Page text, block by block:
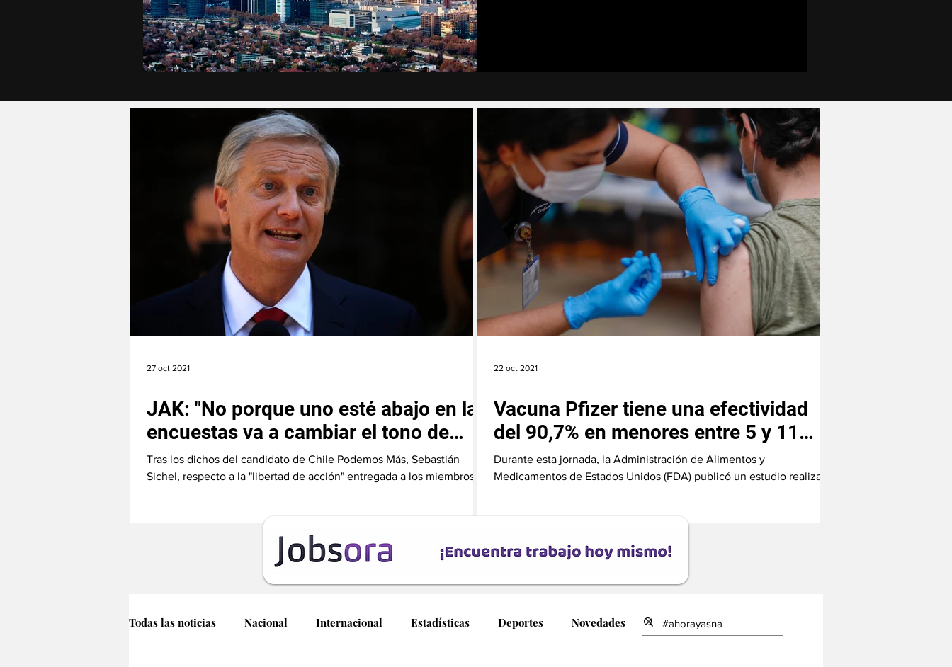
JAK: "No porque uno esté abajo en las
encuestas va a cambiar el tono de
voz"
Tras los dichos del candidato de Chile Podemos Más, Sebastián
Sichel, respecto a la "libertad de acción" entregada a los miembros
27 oct 2021
Vacuna Pfizer tiene una efectividad
del 90,7% en menores entre 5 y 11
años
Durante esta jornada, la Administración de Alimentos y
Medicamentos de Estados Unidos (FDA) publicó un estudio realizado
22 oct 2021
Todas las noticias Nacional Internacional Estadísticas Deportes Novedades